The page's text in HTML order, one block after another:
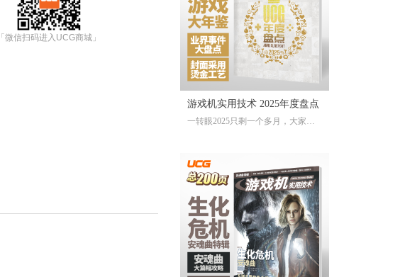
「微信扫码进入UCG商城」
游戏机实用技术 2025年度盘点
一转眼2025只剩一个多月，大家对
前一亮的独立游戏、令人印象深刻
的游戏大事？不记得也不要紧，
《游戏机实用技术 2025年度盘点》
已经帮你全部整合完毕。2025年度
的游戏资讯，看这一本就足够。
继承自UCG每年的年度特辑及合
刊，我们最经典的游戏大年鉴、游